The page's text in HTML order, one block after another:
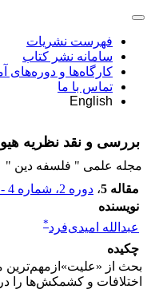
فهرست نشریات
سامانه نشر کتاب
کارگاه‌ها و
تماس با ما
English
بررسی و نقد نظریه
مجله علمی " فلسفه دین "
مقاله 5
، دوره 2، شماره 4 - شماره پیاپی 1678
نویسنده
عبدالله امیدی‌فرد*
چکیده
بحث از «علیت»ازمهم‌ترین
اختلافات و کشمکش‌ها را